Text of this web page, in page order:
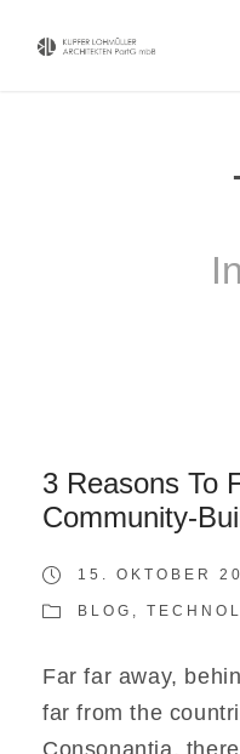
3 Reasons To
Community-
15. OKTOBER
BLOG ,
Far far away,
far from the
Consonantia,